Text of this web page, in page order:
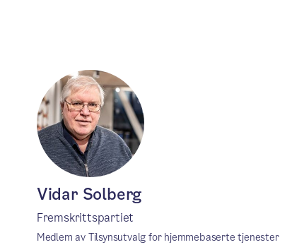
Vidar Solberg
Fremskrittspartiet
Medlem av Tilsynsutvalg for hjemmebaserte tjenester